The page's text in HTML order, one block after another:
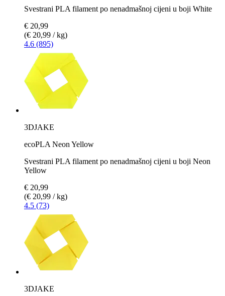
Svestrani PLA filament po nenadmašnoj cijeni u boji White
€ 20,99
(€ 20,99 / kg)
4.6 (895)
3DJAKE
ecoPLA Neon Yellow
Svestrani PLA filament po nenadmašnoj cijeni u boji Neon
Yellow
€ 20,99
(€ 20,99 / kg)
4.5 (73)
3DJAKE